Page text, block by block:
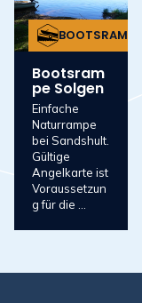
BOOTSRAMPE
Bootsram
pe Solgen
Einfache
Naturrampe
bei Sandshult.
Gültige
Angelkarte ist
Voraussetzun
g für die ...